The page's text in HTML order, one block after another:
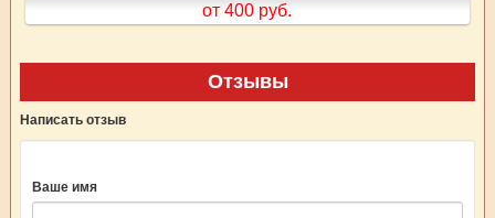
от 400 руб.
Отзывы
Написать отзыв
Ваше имя